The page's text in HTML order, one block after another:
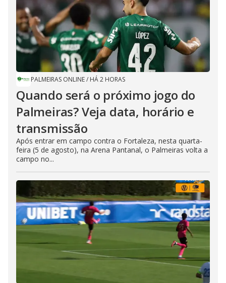
PALMEIRAS ONLINE/ HÁ 2 HORAS
Quando será o próximo jogo do
Palmeiras? Veja data, horário e
transmissão
Após entrar em campo contra o Fortaleza, nesta quarta-
feira (5 de agosto), na Arena Pantanal, o Palmeiras volta a
campo no...